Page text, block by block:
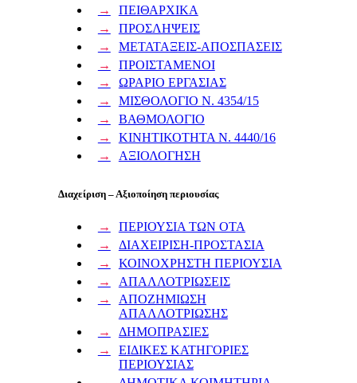
ΠΕΙΘΑΡΧΙΚΑ
ΠΡΟΣΛΗΨΕΙΣ
ΜΕΤΑΤΑΞΕΙΣ-ΑΠΟΣΠΑΣΕΙΣ
ΠΡΟΙΣΤΑΜΕΝΟΙ
ΩΡΑΡΙΟ ΕΡΓΑΣΙΑΣ
ΜΙΣΘΟΛΟΓΙΟ Ν. 4354/15
ΒΑΘΜΟΛΟΓΙΟ
ΚΙΝΗΤΙΚΟΤΗΤΑ Ν. 4440/16
ΑΞΙΟΛΟΓΗΣΗ
Διαχείριση – Αξιοποίηση περιουσίας
ΠΕΡΙΟΥΣΙΑ ΤΩΝ ΟΤΑ
ΔΙΑΧΕΙΡΙΣΗ-ΠΡΟΣΤΑΣΙΑ
ΚΟΙΝΟΧΡΗΣΤΗ ΠΕΡΙΟΥΣΙΑ
ΑΠΑΛΛΟΤΡΙΩΣΕΙΣ
ΑΠΟΖΗΜΙΩΣΗ
ΑΠΑΛΛΟΤΡΙΩΣΗΣ
ΔΗΜΟΠΡΑΣΙΕΣ
ΕΙΔΙΚΕΣ ΚΑΤΗΓΟΡΙΕΣ
ΠΕΡΙΟΥΣΙΑΣ